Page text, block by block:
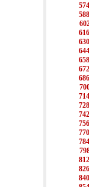
574
588
616
630
644
658
672
686
714
728
742
756
770
784
812
826
840